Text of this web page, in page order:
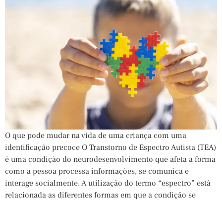
O que pode mudar na vida de uma criança com uma
identificação precoce O Transtorno de Espectro Autista (TEA)
é uma condição do neurodesenvolvimento que afeta a forma
como a pessoa processa informações, se comunica e
interage socialmente. A utilização do termo “espectro” está
relacionada as diferentes formas em que a condição se